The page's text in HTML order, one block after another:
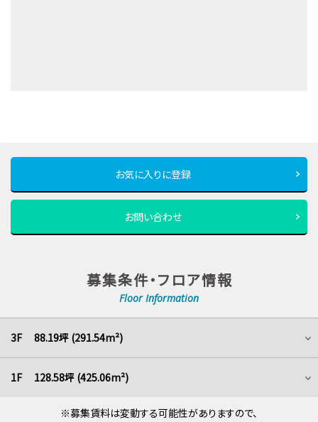
お気に入りに登録
お問い合わせ
募集条件・フロア情報
Floor Information
3F 88.19坪 (291.54m²)
1F 128.58坪 (425.06m²)
※募集賃料は変動する可能性がありますので、